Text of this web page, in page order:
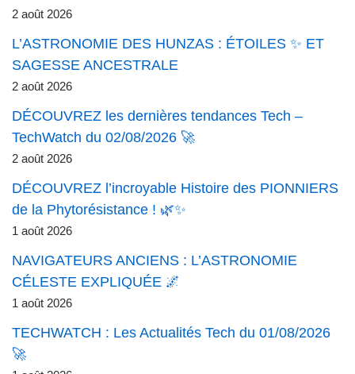
2 août 2026
L’ASTRONOMIE DES HUNZAS : ÉTOILES ✨ ET
SAGESSE ANCESTRALE
2 août 2026
DÉCOUVREZ les dernières tendances Tech –
TechWatch du 02/08/2026 🚀
2 août 2026
DÉCOUVREZ l’incroyable Histoire des PIONNIERS
de la Phytorésistance ! 🌿✨
1 août 2026
NAVIGATEURS ANCIENS : L’ASTRONOMIE
CÉLESTE EXPLIQUÉE 🌌
1 août 2026
TECHWATCH : Les Actualités Tech du 01/08/2026
🚀